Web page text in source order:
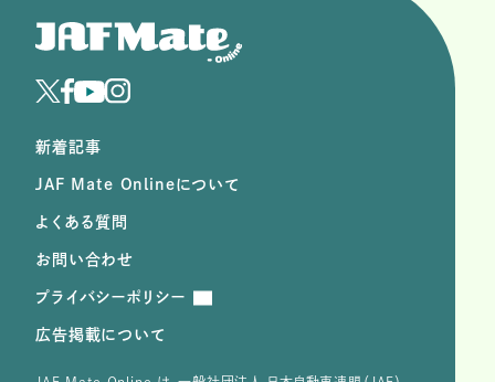
新着記事
JAF Mate Onlineについて
よくある質問
お問い合わせ
プライバシーポリシー
広告掲載について